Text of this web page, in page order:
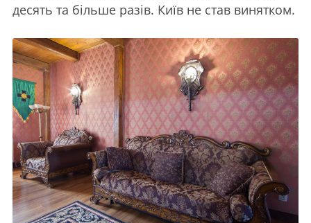
десять та більше разів. Київ не став винятком.